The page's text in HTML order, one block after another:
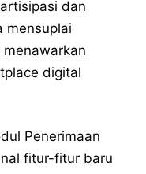
dan
mensuplai
digital
Penerimaan
fitur-fitur baru